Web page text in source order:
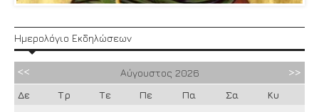
Ημερολόγιο Εκδηλώσεων
Αύγουστος 2026
Δε
Τρ Τε Πε Πα Σα
Κυ